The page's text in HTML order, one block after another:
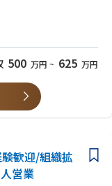
500 万円 ~ 625 万円
歓迎/組織拡
営業